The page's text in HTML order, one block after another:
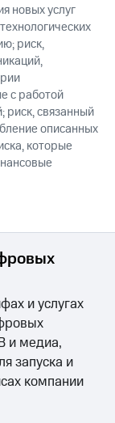
новых услуг
риск,
с работой
риск, связанный
описанных
которые
и услугах
и медиа,
запуска и
компании